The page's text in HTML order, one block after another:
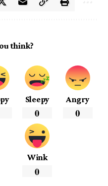
think?
Sleepy
0
Angry
0
Wink
0